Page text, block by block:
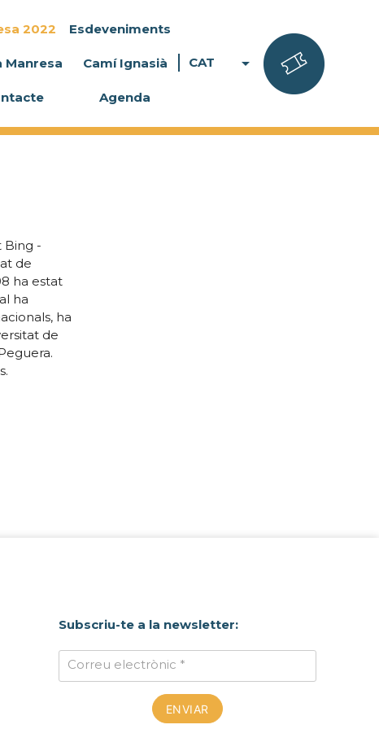
2022 Esdeveniments
Manresa Camí Ignasià
Agenda
CAT arrow_drop_down
Bing -
de
ha estat
ha
ha
de
Subscriu-te a la newsletter:
Correu electrònic *